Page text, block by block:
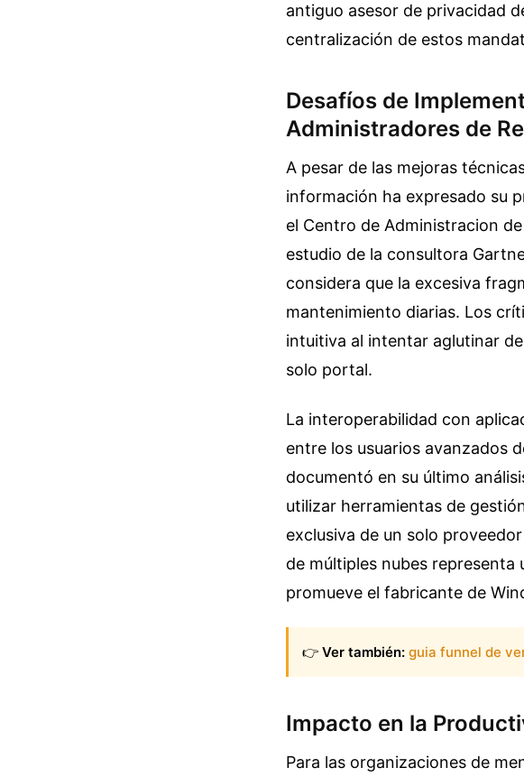
antiguo asesor de privacidad
centralización de estos
Desafíos de
Administradores de
A pesar de las mejoras
información ha expresado su
el Centro de Administracion
estudio de la consultora
considera que la excesiva
mantenimiento diarias. Los
intuitiva al intentar aglutinar
solo portal.
La interoperabilidad con
entre los usuarios avanzados
documentó en su último
utilizar herramientas de
exclusiva de un solo
de múltiples nubes
promueve el fabricante de
👉 Ver también: guia funnel de
Impacto en la
Para las organizaciones de